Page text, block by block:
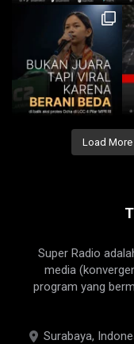
Load More
Super Radio
media
program yang
Surabaya,